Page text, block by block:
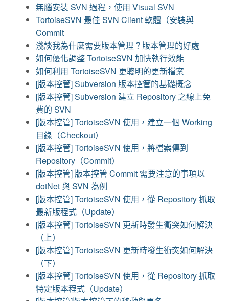
無腦安裝 SVN 過程，使用 Visual SVN
TortoiseSVN 最佳 SVN Client 軟體（安裝與
Commit
淺談我為什麼需要版本管理？版本管理的好處
如何優化調整 TortoiseSVN 加快執行效能
如何利用 TortoiseSVN 更聰明的更新檔案
[版本控管] Subversion 版本控管的基礎概念
[版本控管] Subversion 建立 Repository 之線上免
費的 SVN
[版本控管] TortoiseSVN 使用，建立一個 Working
目錄（Checkout）
[版本控管] TortoiseSVN 使用，將檔案傳到
Repository（Commit）
[版本控管] 版本控管 Commit 需要注意的事項以
dotNet 與 SVN 為例
[版本控管] TortoiseSVN 使用，從 Repository 抓取
最新版程式（Update）
[版本控管] TortoiseSVN 更新時發生衝突如何解決
（上）
[版本控管] TortoiseSVN 更新時發生衝突如何解決
（下）
[版本控管] TortoiseSVN 使用，從 Repository 抓取
特定版本程式（Update）